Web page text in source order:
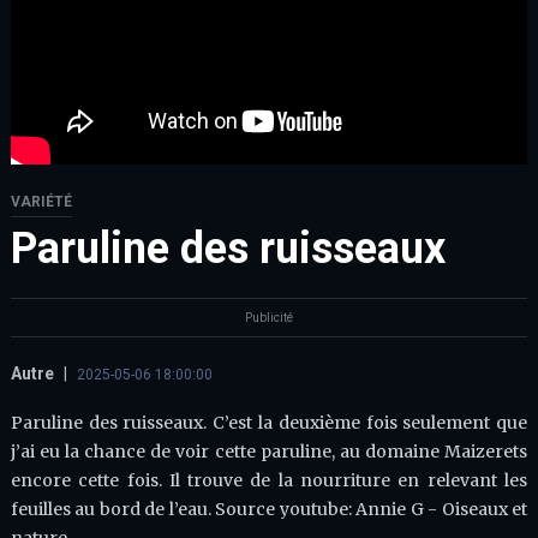
VARIÉTÉ
Paruline des ruisseaux
Publicité
Autre 2025-05-06 18:00:00
Paruline des ruisseaux. C’est la deuxième fois seulement que
j’ai eu la chance de voir cette paruline, au domaine Maizerets
encore cette fois. Il trouve de la nourriture en relevant les
feuilles au bord de l’eau. Source youtube: Annie G - Oiseaux et